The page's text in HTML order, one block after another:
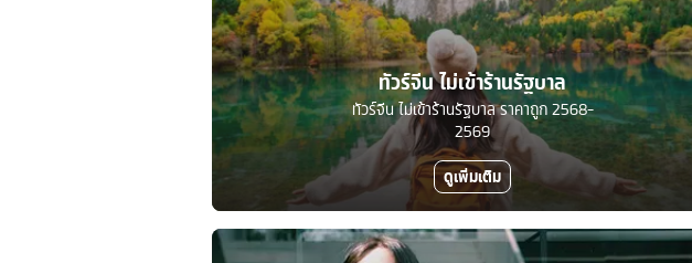
ทัวร์จีน ไม่เข้าร้านรัฐบาล
ทัวร์จีน ไม่เข้าร้านรัฐบาล ราคาถูก 2568-
2569
ดูเพิ่มเติม